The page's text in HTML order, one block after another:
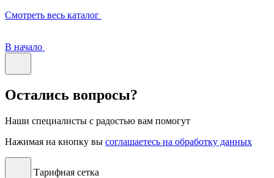
Смотреть весь каталог
В начало
Остались вопросы?
Наши специалисты с радостью вам помогут
Нажимая на кнопку вы соглашаетесь на обработку данных
Тарифная сетка